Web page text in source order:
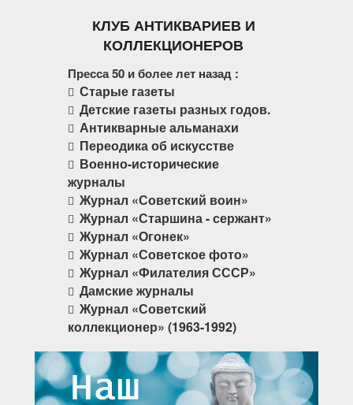
КЛУБ АНТИКВАРИЕВ И
КОЛЛЕКЦИОНЕРОВ
Пресса 50 и более лет назад :
Старые газеты
Детские газеты разных годов.
Антикварные альманахи
Переодика об искусстве
Военно-исторические
журналы
Журнал «Советский воин»
Журнал «Старшина - сержант»
Журнал «Огонек»
Журнал «Советское фото»
Журнал «Филателия СССР»
Дамские журналы
Журнал «Советский
коллекционер» (1963-1992)